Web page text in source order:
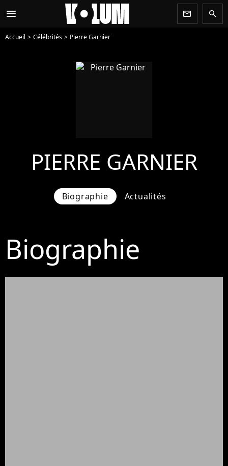
menu newsletter search
Accueil Célébrités Pierre Garnier
PIERRE GARNIER
Biographie Actualités
Biographie